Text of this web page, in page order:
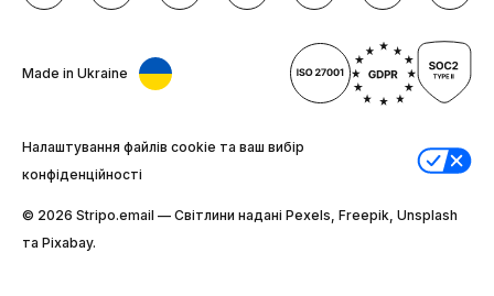
Made in Ukraine
Налаштування файлів cookie та ваш вибір
конфіденційності
© 2026 Stripо.email — Світлини надані Pexels, Freepik, Unsplash
та Pixabay.